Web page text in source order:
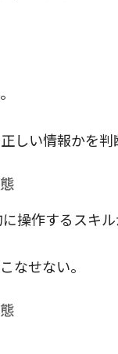
しい情報かを判
操作するスキル
なせない。